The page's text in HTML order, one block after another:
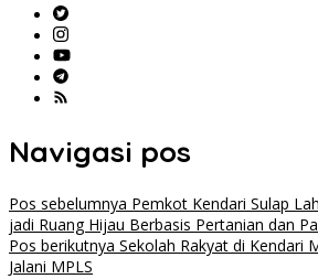
Navigasi pos
Pos sebelumnya Pemkot Kendari Sulap
jadi Ruang Hijau Berbasis Pertanian dan
Pos berikutnya Sekolah Rakyat di Kendari
Jalani MPLS